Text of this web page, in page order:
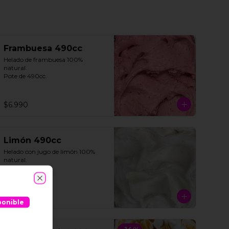
Frambuesa 490cc
Helado de frambuesa 100%
natural.
Pote de 490cc.
$6.990
Limón 490cc
Helado con jugo de limón 100%
natural.
Pote de 490cc.
$6.990
Close